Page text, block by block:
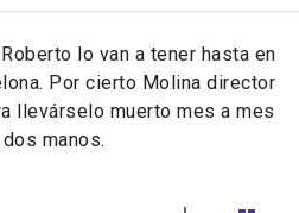
lo van a tener hasta en
Por cierto Molina director
llevárselo muerto mes a mes
manos.